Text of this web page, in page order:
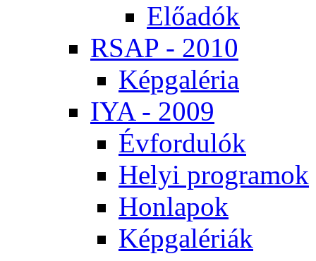
Elő­adók
RSAP - 2010
Kép­ga­lé­ria
IYA - 2009
Év­for­du­lók
He­lyi prog­ra­mok
Hon­la­pok
Kép­ga­lé­ri­ák